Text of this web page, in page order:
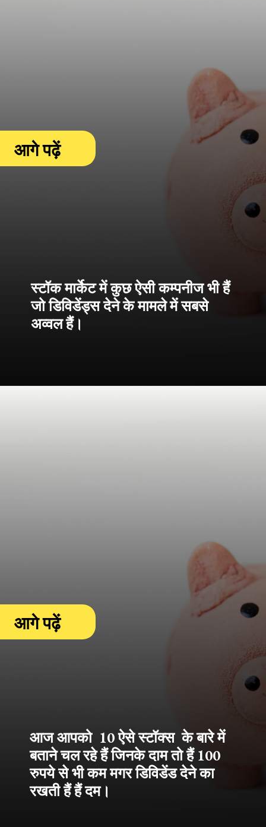
स्टॉक मार्केट में कुछ ऐसी कम्पनीज भी हैं
जो डिविडेंड्स देने के मामले में सबसे
अव्वल हैं।
आगे पढ़ें
आज आपको 10 ऐसे स्टॉक्स के बारे में
बताने चल रहे हैं जिनके दाम तो हैं 100
रुपये से भी कम मगर डिविडेंड देने का
रखती हैं हैं दम।
आगे पढ़ें